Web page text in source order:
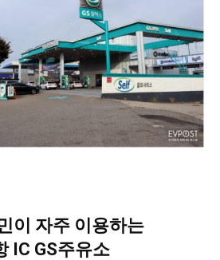
이 자주 이용하는
IC GS주유소